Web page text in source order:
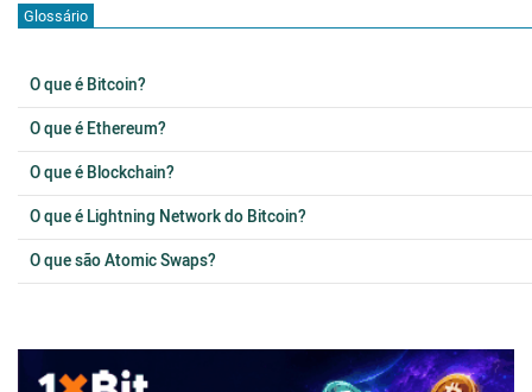
Glossário
O que é Bitcoin?
O que é Ethereum?
O que é Blockchain?
O que é Lightning Network do Bitcoin?
O que são Atomic Swaps?